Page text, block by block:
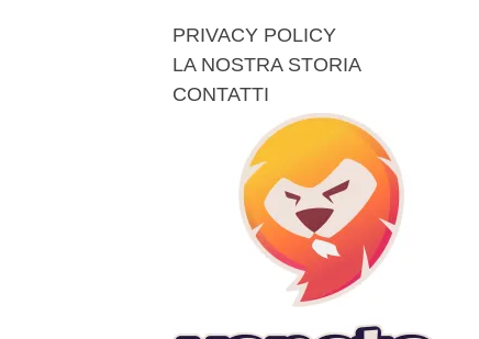
PRIVACY POLICY
LA NOSTRA STORIA
CONTATTI